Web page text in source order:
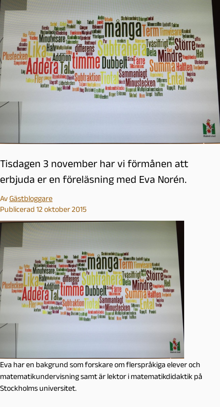
Tisdagen 3 november har vi förmånen att
erbjuda er en föreläsning med Eva Norén.
AvGästbloggare
Publicerad 12 oktober 2015
Eva har en bakgrund som forskare om flerspråkiga elever och
matematikundervisning samt är lektor i matematikdidaktik på
Stockholms universitet.